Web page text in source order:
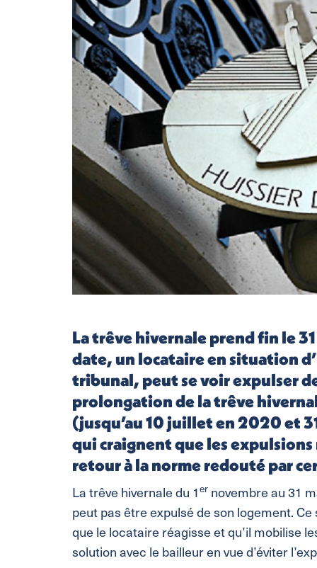
La trêve hivernale prend fin le
date, un locataire en situation
tribunal, peut se voir expulser
prolongation de la trêve
(jusqu’au 10 juillet en 2020 et
qui craignent que les
retour à la norme redouté par
La trêve hivernale du 1er novembre au 31
peut pas être expulsé de son logement.
que le locataire réagisse et qu’il mobilise
solution avec le bailleur en vue d’éviter